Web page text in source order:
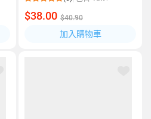
$38.00 $40.90
加入購物車